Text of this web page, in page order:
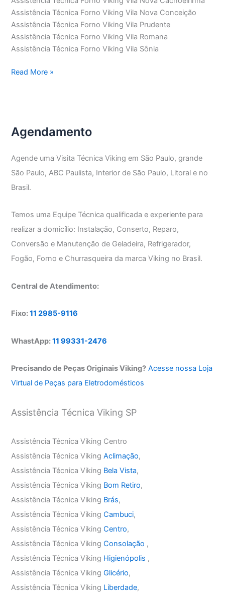
Assistência Técnica Forno Viking Vila Nova Conceição
Assistência Técnica Forno Viking Vila Prudente
Assistência Técnica Forno Viking Vila Romana
Assistência Técnica Forno Viking Vila Sônia
Assistência
Read More »
Agendamento
Agende uma Visita Técnica Viking em São Paulo, grande
São Paulo, ABC Paulista, Interior de São Paulo, Litoral e no
Brasil.
Temos uma Equipe Técnica qualificada e experiente para
realizar a domicílio: Instalação, Conserto, Reparo,
Conversão e Manutenção de Geladeira, Refrigerador,
Fogão, Forno e Churrasqueira da marca Viking no Brasil.
Central de Atendimento:
Fixo:11 2985-9116
WhastApp:11 99331-2476
Precisando de Peças Originais Viking? Acesse nossa Loja
Virtual de Peças para Eletrodomésticos
Assistência Técnica Viking SP
Assistência Técnica Viking Centro
Assistência Técnica VikingAclimação,
Assistência Técnica Viking Bela Vista,
Assistência Técnica Viking Bom Retiro,
Assistência Técnica Viking Brás,
Assistência Técnica VikingCambuci,
Assistência Técnica VikingCentro,
Assistência Técnica VikingConsolação ,
Assistência Técnica Viking Higienópolis ,
Assistência Técnica VikingGlicério,
Assistência Técnica Viking Liberdade,